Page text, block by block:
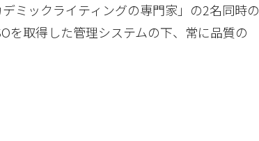
ミックライティングの専門家」の2名同時の
を取得した管理システムの下、常に品質の